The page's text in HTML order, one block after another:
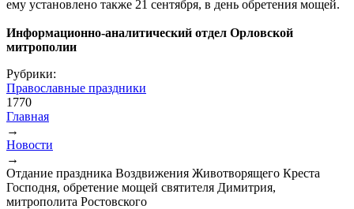
ему установлено также 21 сентября, в день обретения мощей.
Информационно-аналитический отдел Орловской
митрополии
Рубрики:
Православные праздники
1770
Вы здесь
Главная
→
Новости
→
Отдание праздника Воздвижения Животворящего Креста
Господня, обретение мощей святителя Димитрия,
митрополита Ростовского